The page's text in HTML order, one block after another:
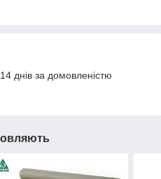
днів за домовленістю